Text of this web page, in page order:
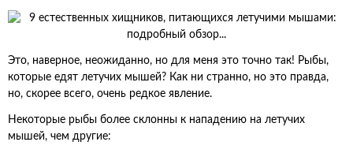
Это, наверное, неожиданно, но для меня это точно так! Рыбы,
которые едят летучих мышей? Как ни странно, но это правда,
но, скорее всего, очень редкое явление.
Некоторые рыбы более склонны к нападению на летучих
мышей, чем другие: